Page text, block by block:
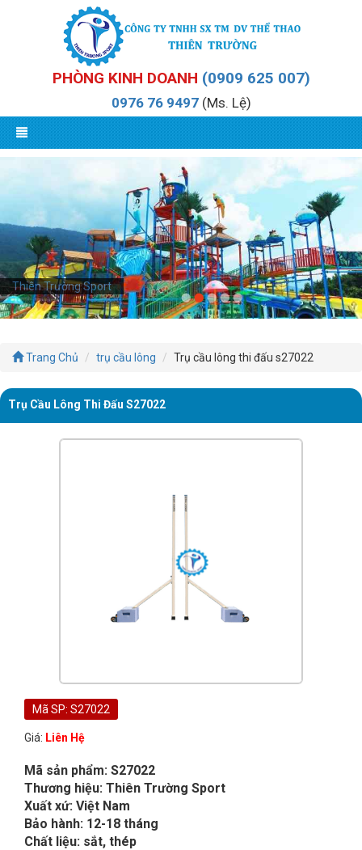
PHÒNG KINH DOANH (0909 625 007)
0976 76 9497(Ms. Lệ)
Thiên Trường Sport
Trang Chủ trụ cầu lông Trụ cầu lông thi đấu s27022
Trụ Cầu Lông Thi Đấu S27022
Mã SP: S27022
Giá: Liên Hệ
Mã sản phẩm: S27022
Thương hiệu: Thiên Trường Sport
Xuất xứ: Việt Nam
Bảo hành: 12-18 tháng
Chất liệu: sắt, thép